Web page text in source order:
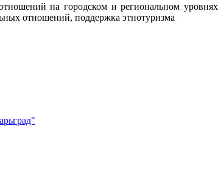
на городском и региональном
отношений, поддержка этнотуризма